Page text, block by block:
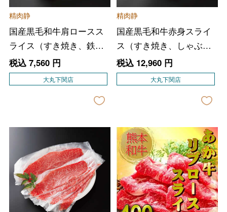
精肉静
国産黒毛和牛肩ロースス
ライス（すき焼き、鉄板
焼き用）
税込 7,560円
大丸下関店
精肉静
国産黒毛和牛赤身スライ
ス（すき焼き、しゃぶし
ゃぶ用）
税込 12,960円
大丸下関店